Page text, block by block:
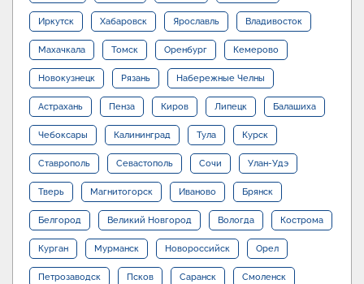
Иркутск Хабаровск Ярославль Владивосток
Махачкала Томск Оренбург Кемерово
Новокузнецк Рязань Набережные Челны
Астрахань Пенза Киров Липецк Балашиха
Чебоксары Калининград Тула Курск
Ставрополь Севастополь Сочи Улан-Удэ
Тверь Магнитогорск Иваново Брянск
Белгород Великий Новгород Вологда Кострома
Курган Мурманск Новороссийск Орел
Петрозаводск Псков Саранск Смоленск